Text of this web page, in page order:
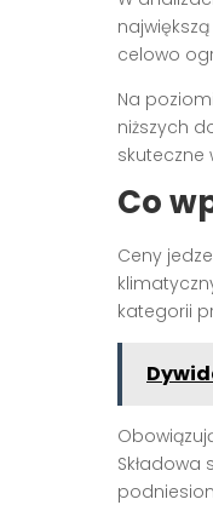
celowo
Na
niższych
skuteczne
Co
Ceny
kategorii
Składowa